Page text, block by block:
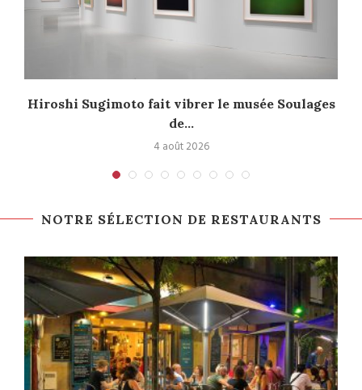
Hiroshi Sugimoto fait vibrer le musée Soulages
de...
4 août 2026
NOTRE SÉLECTION DE RESTAURANTS